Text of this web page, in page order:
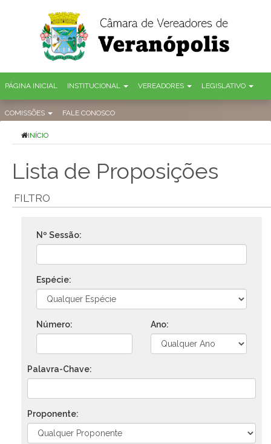
PÁGINA INICIAL INSTITUCIONAL VEREADORES LEGISLATIVO
COMISSÕES FALE CONOSCO
INÍCIO
Lista de Proposições
FILTRO
Nº Sessão:
Espécie:
Número: Ano:
Palavra-Chave:
Proponente: